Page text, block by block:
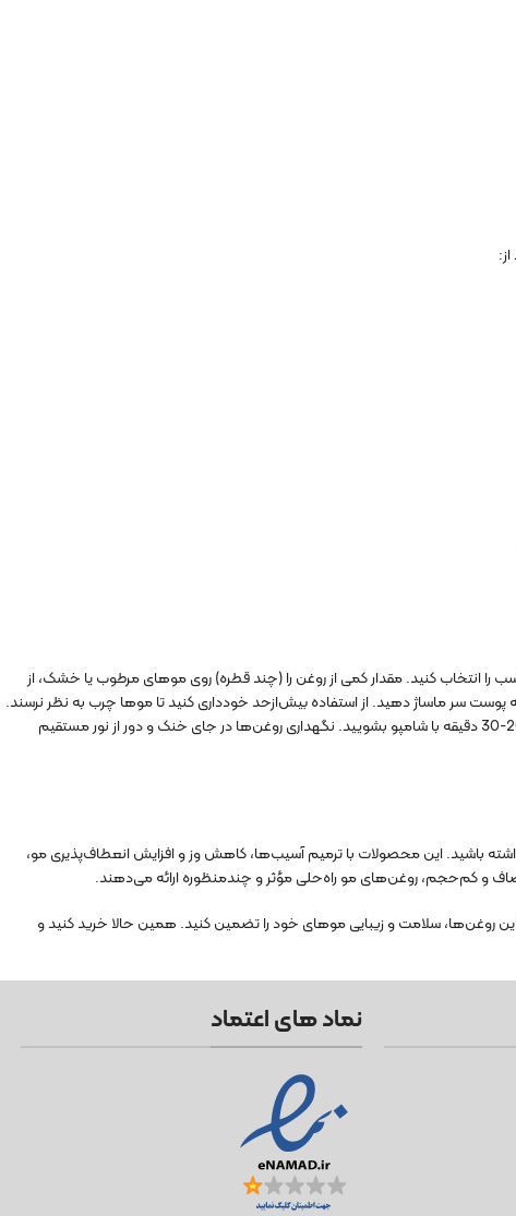
را انتخاب کنید. مقدار کمی از روغن را (چند قطره) روی موهای مرطوب یا خشک، از
سر ماساژ دهید. از استفاده بیش‌ازحد خودداری کنید تا موها چرب به نظر نرسند.
برای موهای خیلی خشک، می‌توانید روغن را به‌عنوان ماسک قبل از شستشو استفاده کنید و پس از 20-30 دقیقه با شامپو بشویید. نگهداری روغن‌ها در جای خنک و دور از نور مستقیم
باشید. این محصولات با ترمیم آسیب‌ها، کاهش وز و افزایش انعطاف‌پذیری مو،
و کم‌حجم، روغن‌های مو راه‌حلی مؤثر و چندمنظوره ارائه می‌دهند.
روغن‌ها، سلامت و زیبایی موهای خود را تضمین کنید. همین حالا خرید کنید و
نماد های اعتماد